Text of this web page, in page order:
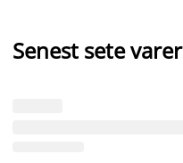
Senest sete varer